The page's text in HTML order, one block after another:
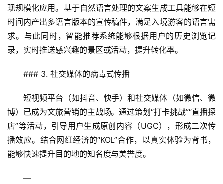
现规模化应用。基于自然语言处理的文案生成工具能够在短
时间内产出多语言版本的宣传稿件，满足入境游客的语言需
求。与此同时，智能推荐系统能够根据用户的历史浏览记
录，实时推送感兴趣的景区或活动，提升转化率。
### 3. 社交媒体的病毒式传播
短视频平台（如抖音、快手）和社交媒体（如微信、微
博）已成为文旅营销的主战场。通过策划“打卡挑战”“直播探
店”等活动，引导用户生成原创内容（UGC），形成二次传
播效应。结合网红经济的“KOL”合作，以真实体验为背书，
能够快速提升目的地的知名度与美誉度。
—